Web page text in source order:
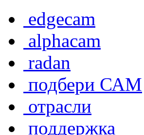
edgecam
alphacam
radan
подбери САМ
отрасли
поддержка